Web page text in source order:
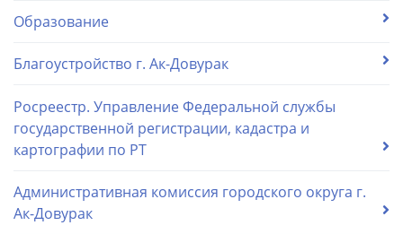
Образование
Благоустройство г. Ак-Довурак
Росреестр. Управление Федеральной службы
государственной регистрации, кадастра и
картографии по РТ
Административная комиссия городского округа г.
Ак-Довурак